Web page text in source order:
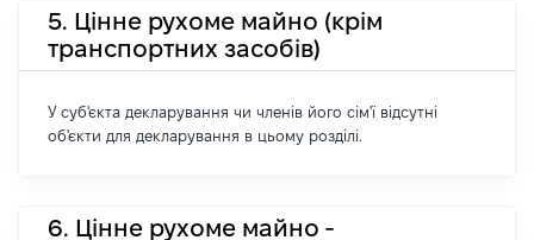
5. Цінне рухоме майно (крім
транспортних засобів)
У суб'єкта декларування чи членів його сім'ї відсутні
об'єкти для декларування в цьому розділі.
6. Цінне рухоме майно -